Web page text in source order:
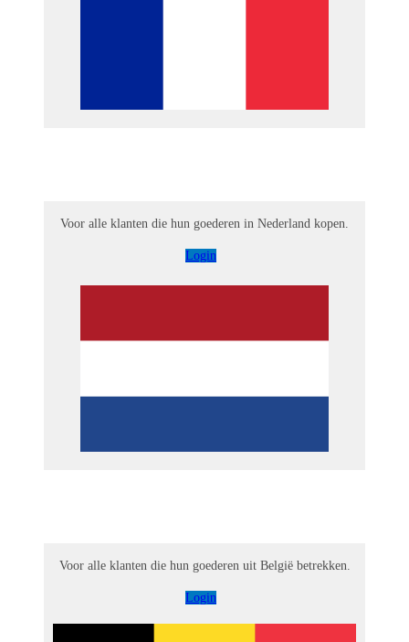
Voor alle klanten die hun goederen in Nederland kopen.
Login
Voor alle klanten die hun goederen uit België betrekken.
Login